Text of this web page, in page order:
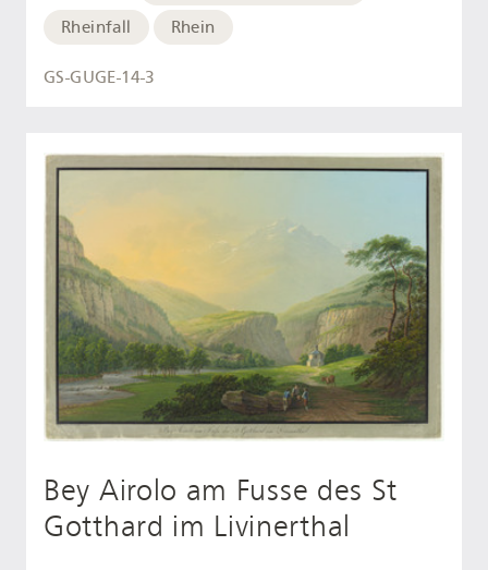
Rheinfall
Rhein
GS-GUGE-14-3
Bey Airolo am Fusse des St
Gotthard im Livinerthal